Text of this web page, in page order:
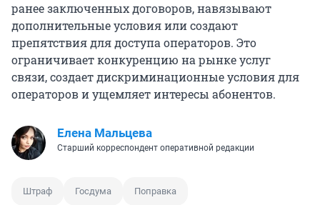
ранее заключенных договоров, навязывают
дополнительные условия или создают
препятствия для доступа операторов. Это
ограничивает конкуренцию на рынке услуг
связи, создает дискриминационные условия для
операторов и ущемляет интересы абонентов.
Елена Мальцева
Старший корреспондент оперативной редакции
Штраф Госдума Поправка